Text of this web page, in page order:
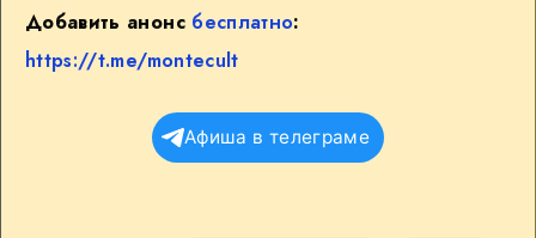
Добавить анонс бесплатно:
https://t.me/montecult
Афиша в телеграме